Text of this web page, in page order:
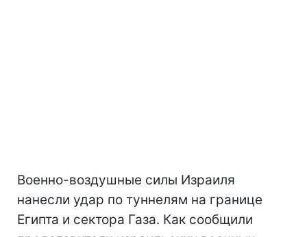
Военно-воздушные силы Израиля
нанесли удар по туннелям на границе
Египта и сектора Газа. Как сообщили